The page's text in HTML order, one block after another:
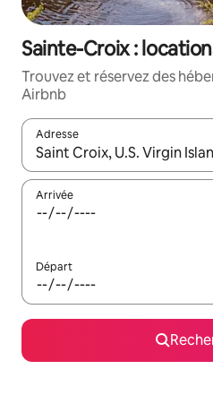
Sainte-Croix :
Trouvez et réservez des
Airbnb
Adresse
Lorsque les résultats
Arrivée
Départ